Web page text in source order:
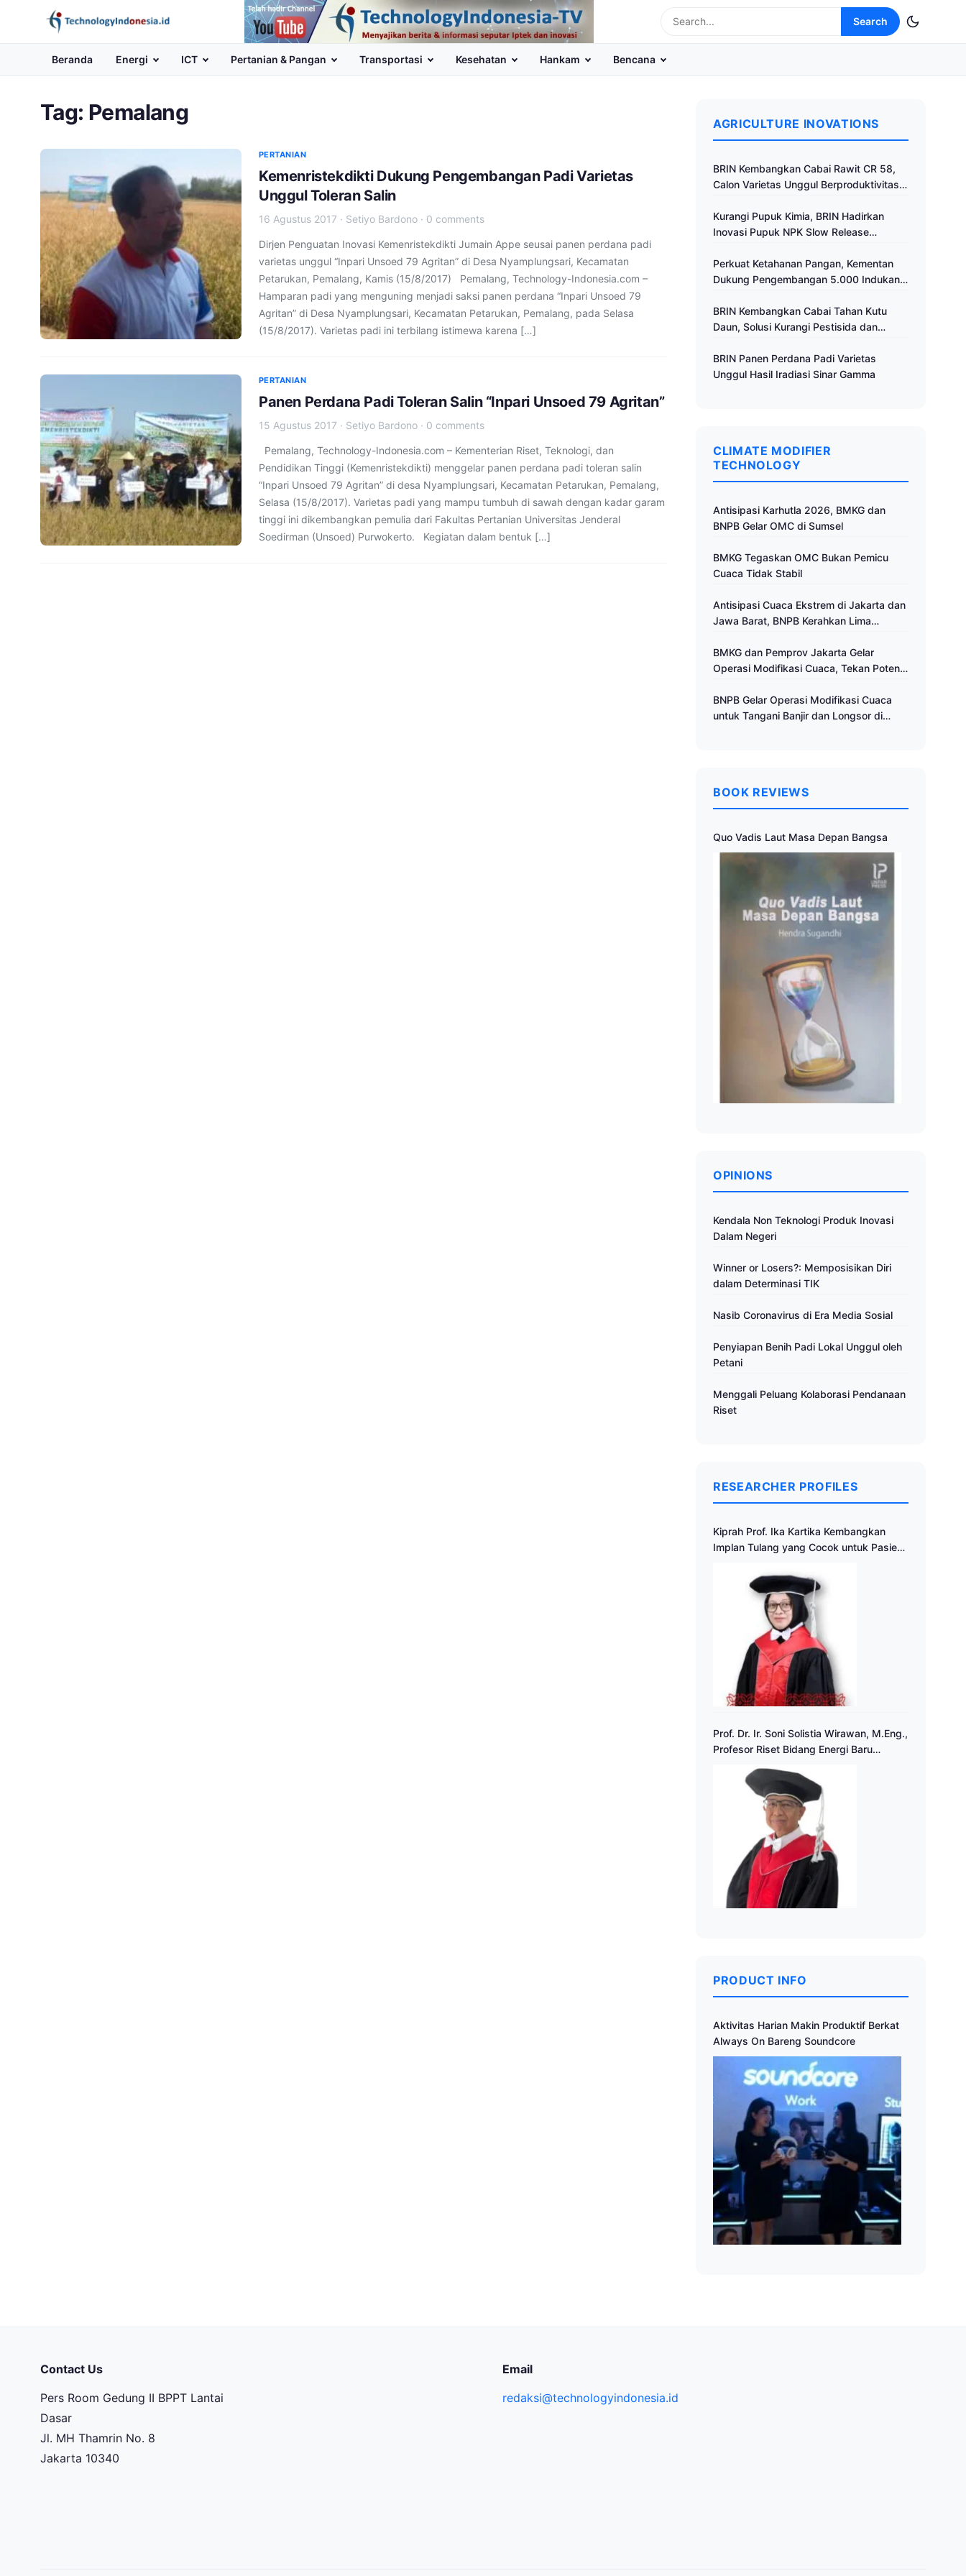
Channel
Youtube
Search
Beranda Energi ICT Pertanian & Pangan Transportasi Kesehatan Hankam Bencana
Tag: Pemalang
PERTANIAN
Kemenristekdikti Dukung Pengembangan Padi Varietas
Unggul Toleran Salin
16 Agustus 2017 · Setiyo Bardono · 0 comments
Dirjen Penguatan Inovasi Kemenristekdikti Jumain Appe seusai panen perdana padi
varietas unggul “Inpari Unsoed 79 Agritan” di Desa Nyamplungsari, Kecamatan
Petarukan, Pemalang, Kamis (15/8/2017) Pemalang, Technology-Indonesia.com –
Hamparan padi yang menguning menjadi saksi panen perdana “Inpari Unsoed 79
Agritan” di Desa Nyamplungsari, Kecamatan Petarukan, Pemalang, pada Selasa
(15/8/2017). Varietas padi ini terbilang istimewa karena […]
PERTANIAN
Panen Perdana Padi Toleran Salin “Inpari Unsoed 79 Agritan”
15 Agustus 2017 · Setiyo Bardono · 0 comments
Pemalang, Technology-Indonesia.com – Kementerian Riset, Teknologi, dan
Pendidikan Tinggi (Kemenristekdikti) menggelar panen perdana padi toleran salin
“Inpari Unsoed 79 Agritan” di desa Nyamplungsari, Kecamatan Petarukan, Pemalang,
Selasa (15/8/2017). Varietas padi yang mampu tumbuh di sawah dengan kadar garam
tinggi ini dikembangkan pemulia dari Fakultas Pertanian Universitas Jenderal
Soedirman (Unsoed) Purwokerto. Kegiatan dalam bentuk […]
AGRICULTURE INOVATIONS
BRIN Kembangkan Cabai Rawit CR 58,
Calon Varietas Unggul Berproduktivitas
Kurangi Pupuk Kimia, BRIN Hadirkan
Inovasi Pupuk NPK Slow Release
Perkuat Ketahanan Pangan, Kementan
Dukung Pengembangan 5.000 Indukan
BRIN Kembangkan Cabai Tahan Kutu
Daun, Solusi Kurangi Pestisida dan
BRIN Panen Perdana Padi Varietas
Unggul Hasil Iradiasi Sinar Gamma
CLIMATE MODIFIER
TECHNOLOGY
Antisipasi Karhutla 2026, BMKG dan
BNPB Gelar OMC di Sumsel
BMKG Tegaskan OMC Bukan Pemicu
Cuaca Tidak Stabil
Antisipasi Cuaca Ekstrem di Jakarta dan
Jawa Barat, BNPB Kerahkan Lima
Cuaca
BMKG dan Pemprov Jakarta Gelar
Operasi Modifikasi Cuaca, Tekan Potensi
BNPB Gelar Operasi Modifikasi Cuaca
untuk Tangani Banjir dan Longsor di
BOOK REVIEWS
Quo Vadis Laut Masa Depan Bangsa
OPINIONS
Kendala Non Teknologi Produk Inovasi
Dalam Negeri
Winner or Losers?: Memposisikan Diri
dalam Determinasi TIK
Nasib Coronavirus di Era Media Sosial
Penyiapan Benih Padi Lokal Unggul oleh
Petani
Menggali Peluang Kolaborasi Pendanaan
Riset
RESEARCHER PROFILES
Kiprah Prof. Ika Kartika Kembangkan
Implan Tulang yang Cocok untuk Pasien
Prof. Dr. Ir. Soni Solistia Wirawan, M.Eng.,
Profesor Riset Bidang Energi Baru
PRODUCT INFO
Aktivitas Harian Makin Produktif Berkat
Always On Bareng Soundcore
Contact Us
Pers Room Gedung II BPPT Lantai
Dasar
Jl. MH Thamrin No. 8
Jakarta 10340
Email
redaksi@technologyindonesia.id